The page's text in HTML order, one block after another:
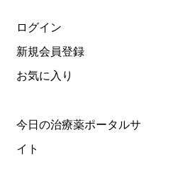
ログイン
新規会員登録
お気に入り
今日の治療薬ポータルサ
イト